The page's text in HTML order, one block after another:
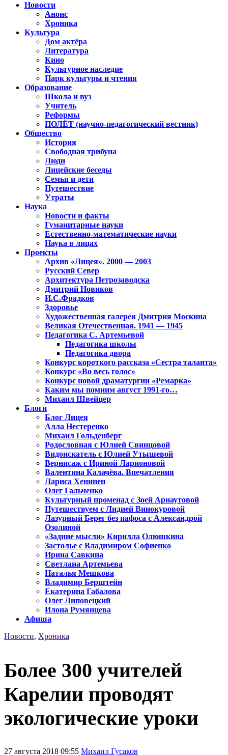
Новости
Анонс
Хроника
Культура
Дом актёра
Литература
Кино
Культурное наследие
Парк культуры и чтения
Образование
Школа и вуз
Учитель
Реформы
ПОЛЁТ (научно-педагогический вестник)
Общество
История
Свободная трибуна
Люди
Лицейские беседы
Семья и дети
Путешествие
Утраты
Наука
Новости и факты
Гуманитарные науки
Естественно-математические науки
Наука в лицах
Проекты
Архив «Лицея». 2000 — 2003
Русский Север
Архитектура Петрозаводска
Дмитрий Новиков
И.С.Фрадков
Здоровье
Художественная галерея Дмитрия Москина
Великая Отечественная. 1941 — 1945
Педагогика С. Артемьевой
Педагогика школы
Педагогика двора
Конкурс короткого рассказа «Сестра таланта»
Конкурс «Во весь голос»
Конкурс новой драматургии «Ремарка»
Каким мы помним август 1991-го…
Михаил Швейцер
Блоги
Блог Лицея
Алла Нестеренко
Михаил Гольденберг
Родословная с Юлией Свинцовой
Видоискатель с Юлией Утышевой
Вернисаж с Ириной Ларионовой
Валентина Калачёва. Впечатления
Лариса Хенинен
Олег Гальченко
Культурный променад с Зоей Арнаутовой
Путешествуем с Лидией Винокуровой
Лазурный Берег без пафоса с Александрой
Озолиной
«Задние мысли» Кирилла Олюшкина
Застолье с Владимиром Софиенко
Ирина Савкина
Светлана Артемьева
Наталья Мешкова
Владимир Берштейн
Екатерина Габалова
Олег Липовецкий
Илона Румянцева
Афиша
Новости, Хроника
Более 300 учителей
Карелии проводят
экологические уроки
27 августа 2018 09:55 Михаил Гусаков